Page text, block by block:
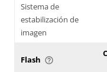
Sistema de
estabilización de
imagen
Flash help_outline